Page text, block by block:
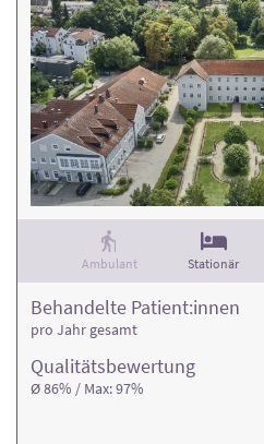
Ambulant Stationär
Qualitäts­bewertung
Ø 86% / Max: 97%
Behandelte Patient:innen
pro Jahr gesamt